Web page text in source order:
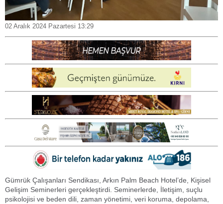
02 Aralık 2024 Pazartesi 13:29
Gümrük Çalışanları Sendikası, Arkın Palm Beach Hotel’de, Kişisel
Gelişim Seminerleri gerçekleştirdi. Seminerlerde, İletişim, suçlu
psikolojisi ve beden dili, zaman yönetimi, veri koruma, depolama,